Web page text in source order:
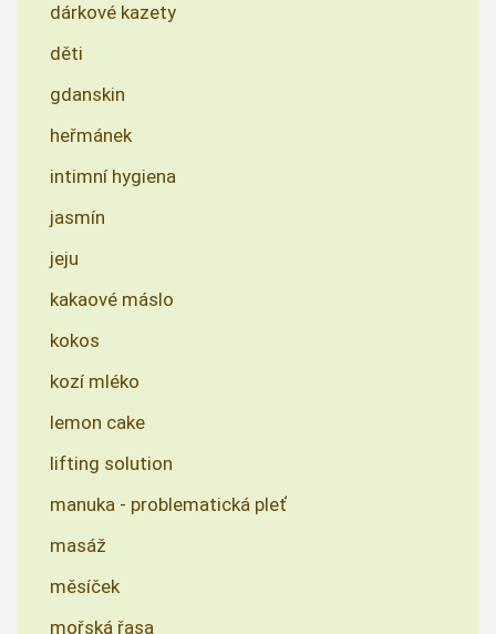
dárkové kazety
děti
gdanskin
heřmánek
intimní hygiena
jasmín
jeju
kakaové máslo
kokos
kozí mléko
lemon cake
lifting solution
manuka - problematická pleť
masáž
měsíček
mořská řasa